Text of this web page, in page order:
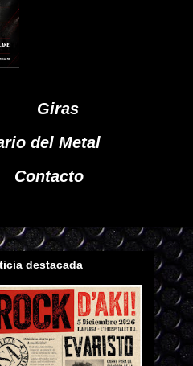
Giras
del Metal
Contacto
destacada